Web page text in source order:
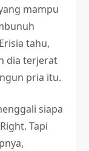
mampu
tahu,
dia terjerat
pria itu.
siapa
Tapi